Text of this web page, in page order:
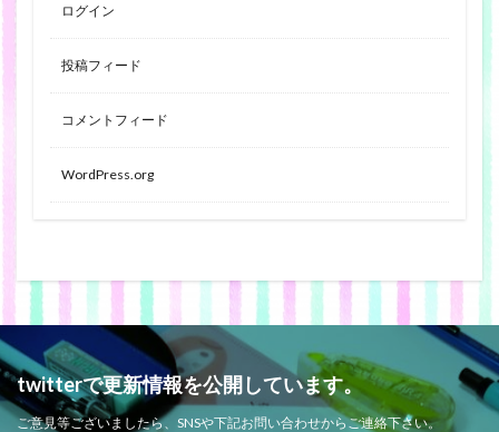
ログイン
投稿フィード
コメントフィード
WordPress.org
twitterで更新情報を公開しています。
ご意見等ございましたら、SNSや下記お問い合わせからご連絡下さい。